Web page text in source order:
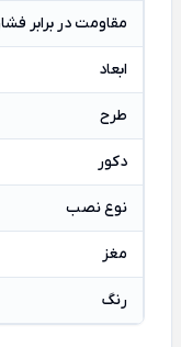
مقاومت در برابر
ابعاد
طرح
دکور
نوع نصب
مغز
رنگ